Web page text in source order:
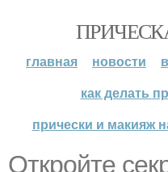
главная новости
как делать
прически и макияж
Откройте